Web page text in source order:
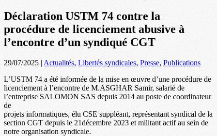
Déclaration USTM 74 contre la
procédure de licenciement abusive à
l’encontre d’un syndiqué CGT
29/07/2025 | Actualités, Libertés syndicales, Presse, Publications
L’USTM 74 a été informée de la mise en œuvre d’une procédure de
licenciement à l’encontre de M.ASGHAR Samir, salarié de
l’entreprise SALOMON SAS depuis 2014 au poste de coordinateur
de
projets informatiques, élu CSE suppléant, représentant syndical de la
section CGT depuis le 21décembre 2023 et militant actif au sein de
notre organisation syndicale.